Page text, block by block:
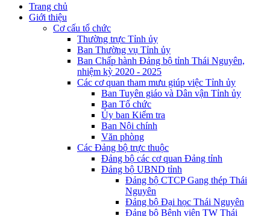
Trang chủ
Giới thiệu
Cơ cấu tổ chức
Thường trực Tỉnh ủy
Ban Thường vụ Tỉnh ủy
Ban Chấp hành Đảng bộ tỉnh Thái Nguyên,
nhiệm kỳ 2020 - 2025
Các cơ quan tham mưu giúp việc Tỉnh ủy
Ban Tuyên giáo và Dân vận Tỉnh ủy
Ban Tổ chức
Ủy ban Kiểm tra
Ban Nội chính
Văn phòng
Các Đảng bộ trực thuộc
Đảng bộ các cơ quan Đảng tỉnh
Đảng bộ UBND tỉnh
Đảng bộ CTCP Gang thép Thái
Nguyên
Đảng bộ Đại học Thái Nguyên
Đảng bộ Bệnh viện TW Thái